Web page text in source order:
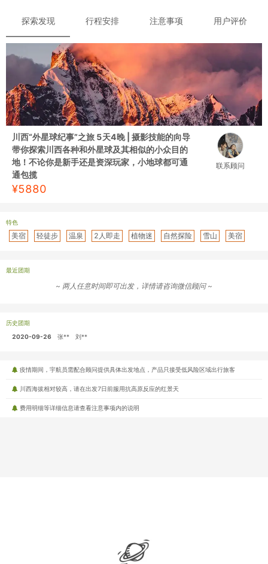
川西“外星球纪事”之旅 5天4晚 | 摄影技能的向导
带你探索川西各种和外星球及其相似的小众目的
地！不论你是新手还是资深玩家，小地球都可通
通包揽
¥5880
联系顾问
特色
美宿 轻徒步 温泉 2人即走 植物迷 自然探险 雪山 美宿
最近团期
~ 两人任意时间即可出发，详情请咨询微信顾问 ~
历史团期
2020-09-26
张** 刘**
疫情期间，宇航员需配合顾问提供具体出发地点，产品只接受低风险区域出行旅客
川西海拔相对较高，请在出发7日前服用抗高原反应的红景天
费用明细等详细信息请查看注意事项内的说明
探索发现 行程安排 注意事项 用户评价